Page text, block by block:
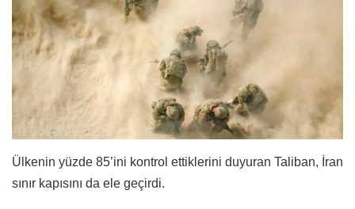
Ülkenin yüzde 85’ini kontrol ettiklerini duyuran Taliban, İran
sınır kapısını da ele geçirdi.